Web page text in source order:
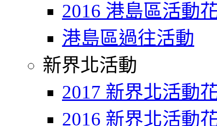
2016 港島區活動
港島區過往活動
新界北活動
2017 新界北活動
2016 新界北活動